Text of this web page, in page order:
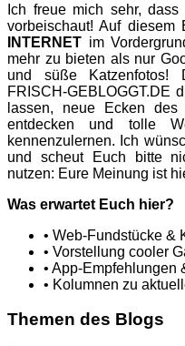
Ich freue mich sehr, dass
vorbeischaut! Auf
INTERNET im
mehr zu bieten als nur
und süße Katzenfotos!
FRISCH-GEBLOGGT.DE
lassen, neue Ecken
entdecken und tolle
kennenzulernen. Ich
und scheut Euch bitte
nutzen: Eure Meinung ist
Was erwartet Euch hier?
• Web-Fundstücke &
• Vorstellung cooler
• App-Empfehlungen
• Kolumnen zu
Themen des Blogs